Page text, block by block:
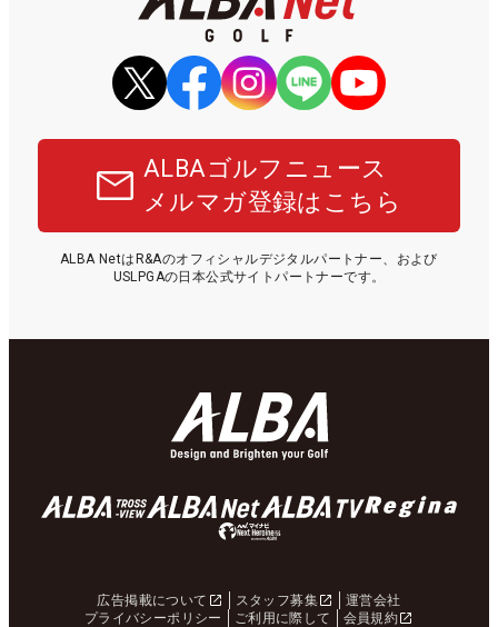
ALBAゴルフニュース
メルマガ登録はこちら
ALBA NetはR&Aのオフィシャルデジタルパートナー、および
USLPGAの日本公式サイトパートナーです。
広告掲載について スタッフ募集
運営会社
プライバシーポリシー
ご利用に際して
会員規約